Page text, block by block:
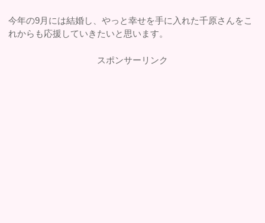
今年の9月には結婚し、やっと幸せを手に入れた千原さんをこ
れからも応援していきたいと思います。
スポンサーリンク